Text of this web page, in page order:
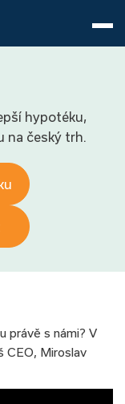
hypotéku,
na český trh.
právě s námi? V
CEO, Miroslav